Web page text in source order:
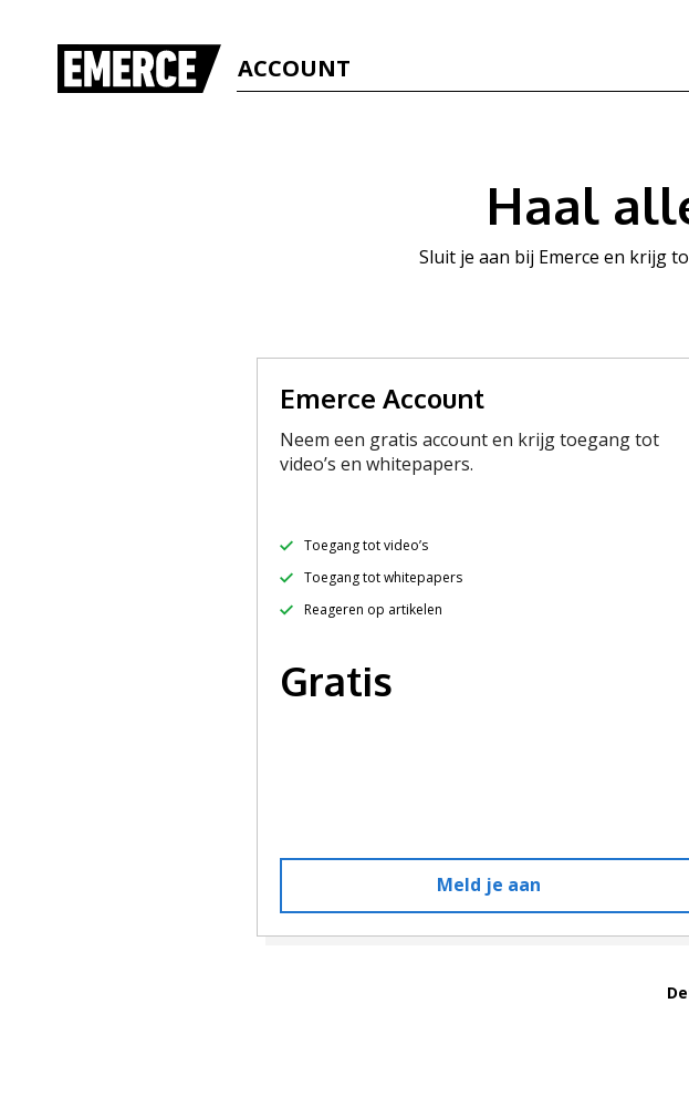
ACCOUNT
Haal
Sluit je aan bij Emerce en krijg
Emerce Account
Neem een gratis account en krijg toegang tot
video’s en whitepapers.
Toegang tot video’s
Toegang tot whitepapers
Reageren op artikelen
Gratis
Meld je aan